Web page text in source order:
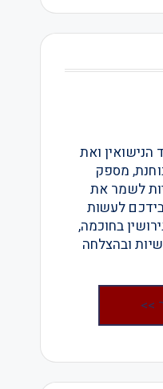
ואת
מספק
לשמר את
לעשות
בחוכמה,
ובהצלחה
>>